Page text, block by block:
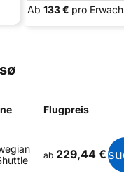
Ab 133 € pro
Flugpreis
ab 229,44 €